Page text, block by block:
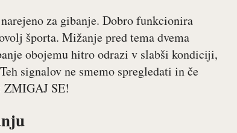
za gibanje. Dobro funkcionira
športa. Mižanje pred tema dvema
obojemu hitro odrazi v slabši kondiciji,
signalov ne smemo spregledati in če
ZMIGAJ SE!